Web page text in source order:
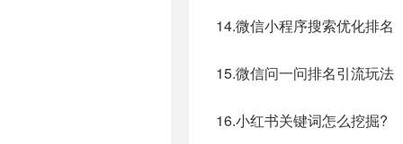
14.微信小程序搜索优化排名
15.微信问一问排名引流玩法
16.小红书关键词怎么挖掘?